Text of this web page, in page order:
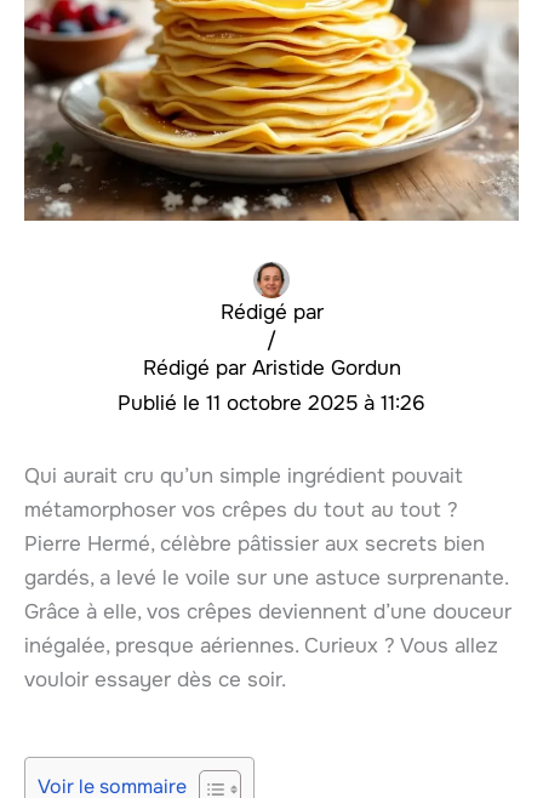
Rédigé par
Aristide Gordun
/
11 octobre 2025 à 11:26
Qui aurait cru qu’un simple ingrédient pouvait
métamorphoser vos crêpes du tout au tout ?
Pierre Hermé, célèbre pâtissier aux secrets bien
gardés, a levé le voile sur une astuce surprenante.
Grâce à elle, vos crêpes deviennent d’une douceur
inégalée, presque aériennes. Curieux ? Vous allez
vouloir essayer dès ce soir.
Voir le sommaire